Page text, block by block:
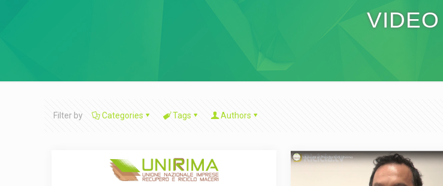
VIDEO
Filter by Categories Tags Authors